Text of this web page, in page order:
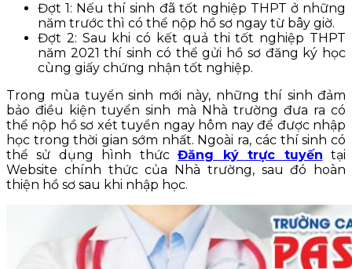
Đợt 1: Nếu thí sinh đã tốt nghiệp THPT ở những
năm trước thì có thể nộp hồ sơ ngay từ bây giờ.
Đợt 2: Sau khi có kết quả thi tốt nghiệp THPT
năm 2021 thí sinh có thể gửi hồ sơ đăng ký học
cùng giấy chứng nhận tốt nghiệp.
Trong mùa tuyển sinh mới này, những thí sinh đảm
bảo điều kiện tuyển sinh mà Nhà trường đưa ra có
thể nộp hồ sơ xét tuyển ngay hôm nay để được nhập
học trong thời gian sớm nhất. Ngoài ra, các thí sinh có
thể sử dụng hình thứcĐăng ký trực tuyến tại
Website chính thức của Nhà trường, sau đó hoàn
thiện hồ sơ sau khi nhập học.